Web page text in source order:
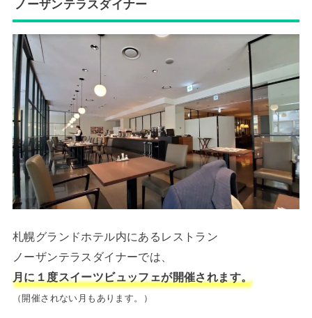
ノーザンテラスダイナー
札幌グランドホテル内にあるレストラン
ノーザンテラスダイナーでは、
月に１度スイーツビュッフェが開催されます。
（開催されない月もあります。）